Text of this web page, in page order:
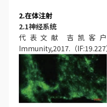
2.在体注射
2.1神经系统
代表文献 吉凯客户
Immunity,2017.（IF:19.227